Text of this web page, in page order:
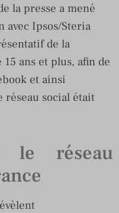
la presse a mené
avec Ipsos/Steria
de la
ans et plus, afin de
et ainsi
réseau social était
le réseau